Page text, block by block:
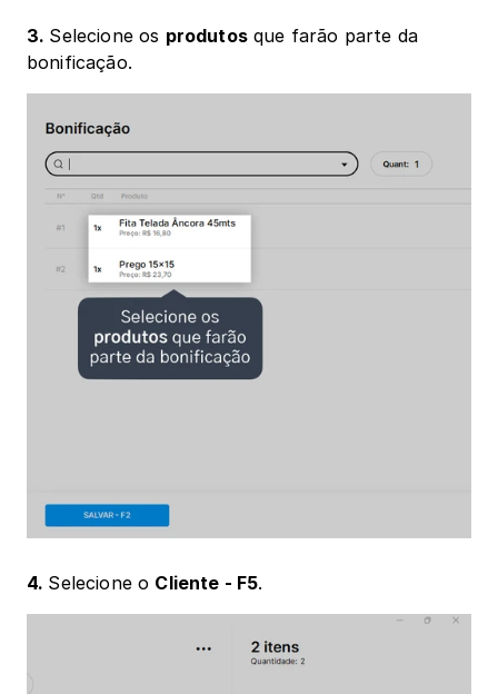
3. Selecione os produtos que farão parte da
bonificação.
4. Selecione o Cliente - F5.